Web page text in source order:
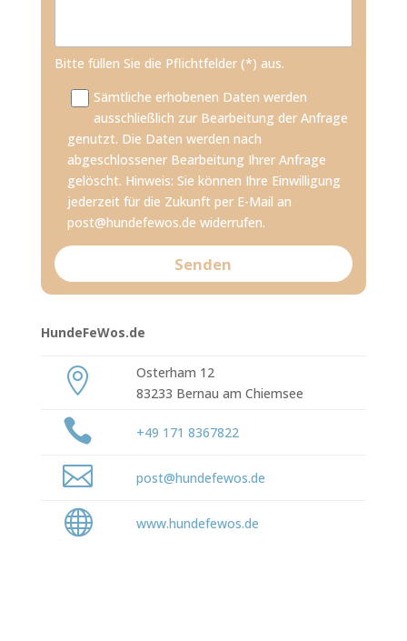
Bitte füllen Sie die Pflichtfelder (*) aus.
Sämtliche erhobenen Daten werden
ausschließlich zur Bearbeitung der Anfrage
genutzt. Die Daten werden nach
abgeschlossener Bearbeitung Ihrer Anfrage
gelöscht. Hinweis: Sie können Ihre Einwilligung
jederzeit für die Zukunft per E-Mail an
post@hundefewos.de widerrufen.
HundeFeWos.de

Osterham 12
83233 Bernau am Chiemsee
 +49 171 8367822
 post@hundefewos.de
 www.hundefewos.de